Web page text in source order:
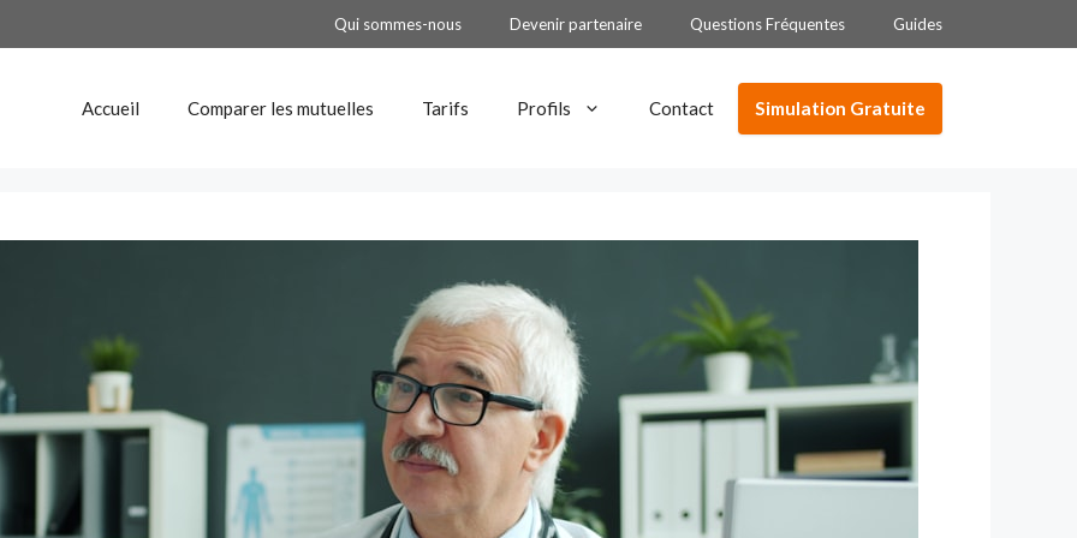
Qui sommes-nous Devenir partenaire Questions Fréquentes Guides
Accueil Comparer les mutuelles Tarifs Profils Contact Simulation Gratuite